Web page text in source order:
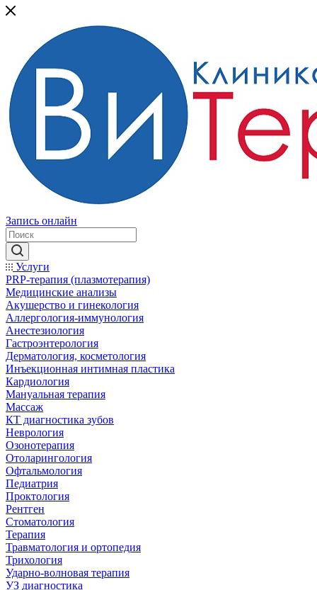
Запись онлайн
Услуги
PRP-терапия (плазмотерапия)
Медицинские анализы
Акушерство и гинекология
Аллергология-иммунология
Анестезиология
Гастроэнтерология
Дерматология, косметология
Инъекционная интимная пластика
Кардиология
Мануальная терапия
Массаж
КТ диагностика зубов
Неврология
Озонотерапия
Отоларингология
Офтальмология
Педиатрия
Проктология
Рентген
Стоматология
Терапия
Травматология и ортопедия
Трихология
Ударно-волновая терапия
УЗ диагностика